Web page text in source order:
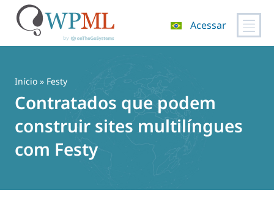
Acessar
Início » Festy
Contratados que podem
construir sites multilíngues
com Festy